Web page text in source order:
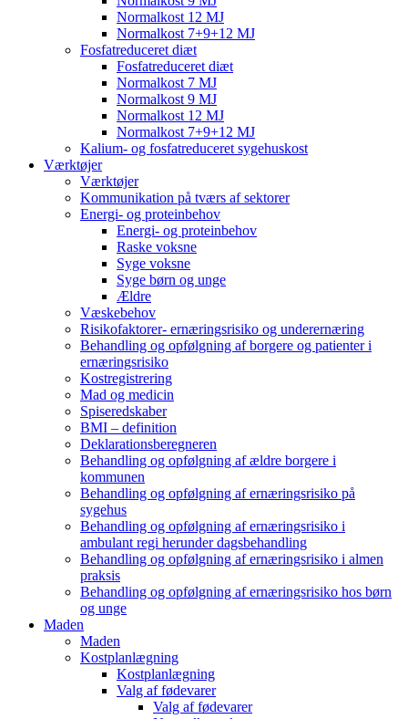
Normalkost 12 MJ
Normalkost 7+9+12 MJ
Fosfatreduceret diæt
Fosfatreduceret diæt
Normalkost 7 MJ
Normalkost 9 MJ
Normalkost 12 MJ
Normalkost 7+9+12 MJ
Kalium- og fosfatreduceret sygehuskost
Værktøjer
Værktøjer
Kommunikation på tværs af sektorer
Energi- og proteinbehov
Energi- og proteinbehov
Raske voksne
Syge voksne
Syge børn og unge
Ældre
Væskebehov
Risikofaktorer- ernæringsrisiko og underernæring
Behandling og opfølgning af borgere og patienter i
ernæringsrisiko
Kostregistrering
Mad og medicin
Spiseredskaber
BMI – definition
Deklarationsberegneren
Behandling og opfølgning af ældre borgere i
kommunen
Behandling og opfølgning af ernæringsrisiko på
sygehus
Behandling og opfølgning af ernæringsrisiko i
ambulant regi herunder dagsbehandling
Behandling og opfølgning af ernæringsrisiko i almen
praksis
Behandling og opfølgning af ernæringsrisiko hos børn
og unge
Maden
Maden
Kostplanlægning
Kostplanlægning
Valg af fødevarer
Valg af fødevarer